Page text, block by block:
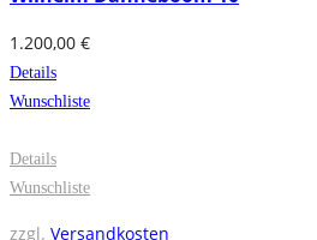
1.200,00 €
Details
Wunschliste
Details
Wunschliste
zzgl. Versandkosten